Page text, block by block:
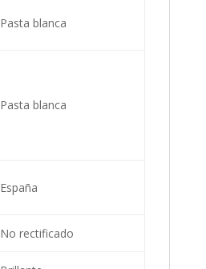
Pasta blanca
Pasta blanca
España
No rectificado